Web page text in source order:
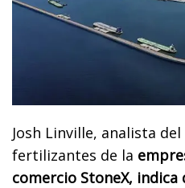
Josh Linville, analista
fertilizantes de la
comercio StoneX, indica